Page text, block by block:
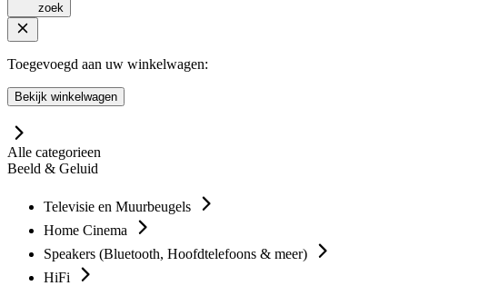
zoek
Toegevoegd aan uw winkelwagen:
Bekijk winkelwagen
Alle categorieen
Beeld & Geluid
Televisie en Muurbeugels
Home Cinema
Speakers (Bluetooth, Hoofdtelefoons & meer)
HiFi